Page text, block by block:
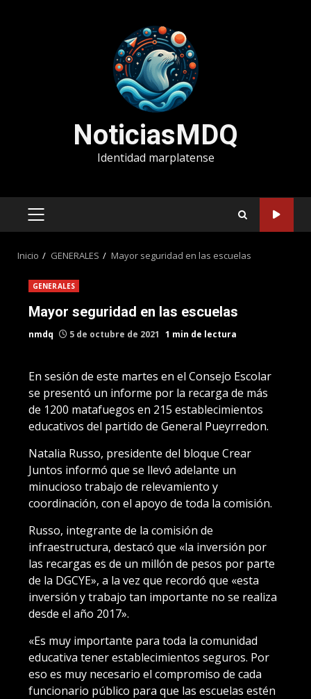
NoticiasMDQ
Identidad marplatense
MENÚ
Inicio GENERALES Mayor seguridad en las escuelas
GENERALES
Mayor seguridad en las escuelas
nmdq 5 de octubre de 2021 1 min de lectura
En sesión de este martes en el Consejo Escolar
se presentó un informe por la recarga de más
de 1200 matafuegos en 215 establecimientos
educativos del partido de General Pueyrredon.
Natalia Russo, presidente del bloque Crear
Juntos informó que se llevó adelante un
minucioso trabajo de relevamiento y
coordinación, con el apoyo de toda la comisión.
Russo, integrante de la comisión de
infraestructura, destacó que «la inversión por
las recargas es de un millón de pesos por parte
de la DGCYE», a la vez que recordó que «esta
inversión y trabajo tan importante no se realiza
desde el año 2017».
«Es muy importante para toda la comunidad
educativa tener establecimientos seguros. Por
eso es muy necesario el compromiso de cada
funcionario público para que las escuelas estén